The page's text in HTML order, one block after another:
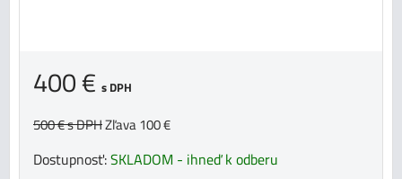
400 € s DPH
500 €s DPHZľava 100 €
Dostupnosť:SKLADOM - ihneď k odberu